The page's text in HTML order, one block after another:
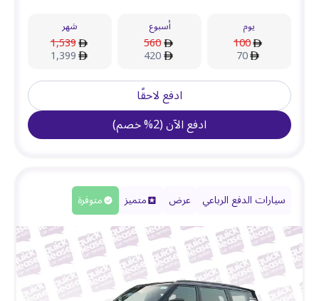
يوم
100
70
أسبوع
560
420
شهر
1,539
1,399
ادفع لاحقًا
ادفع الآن(
2
%خصم)
سيارات الدفع الرباعي عرض متميز متوفرة